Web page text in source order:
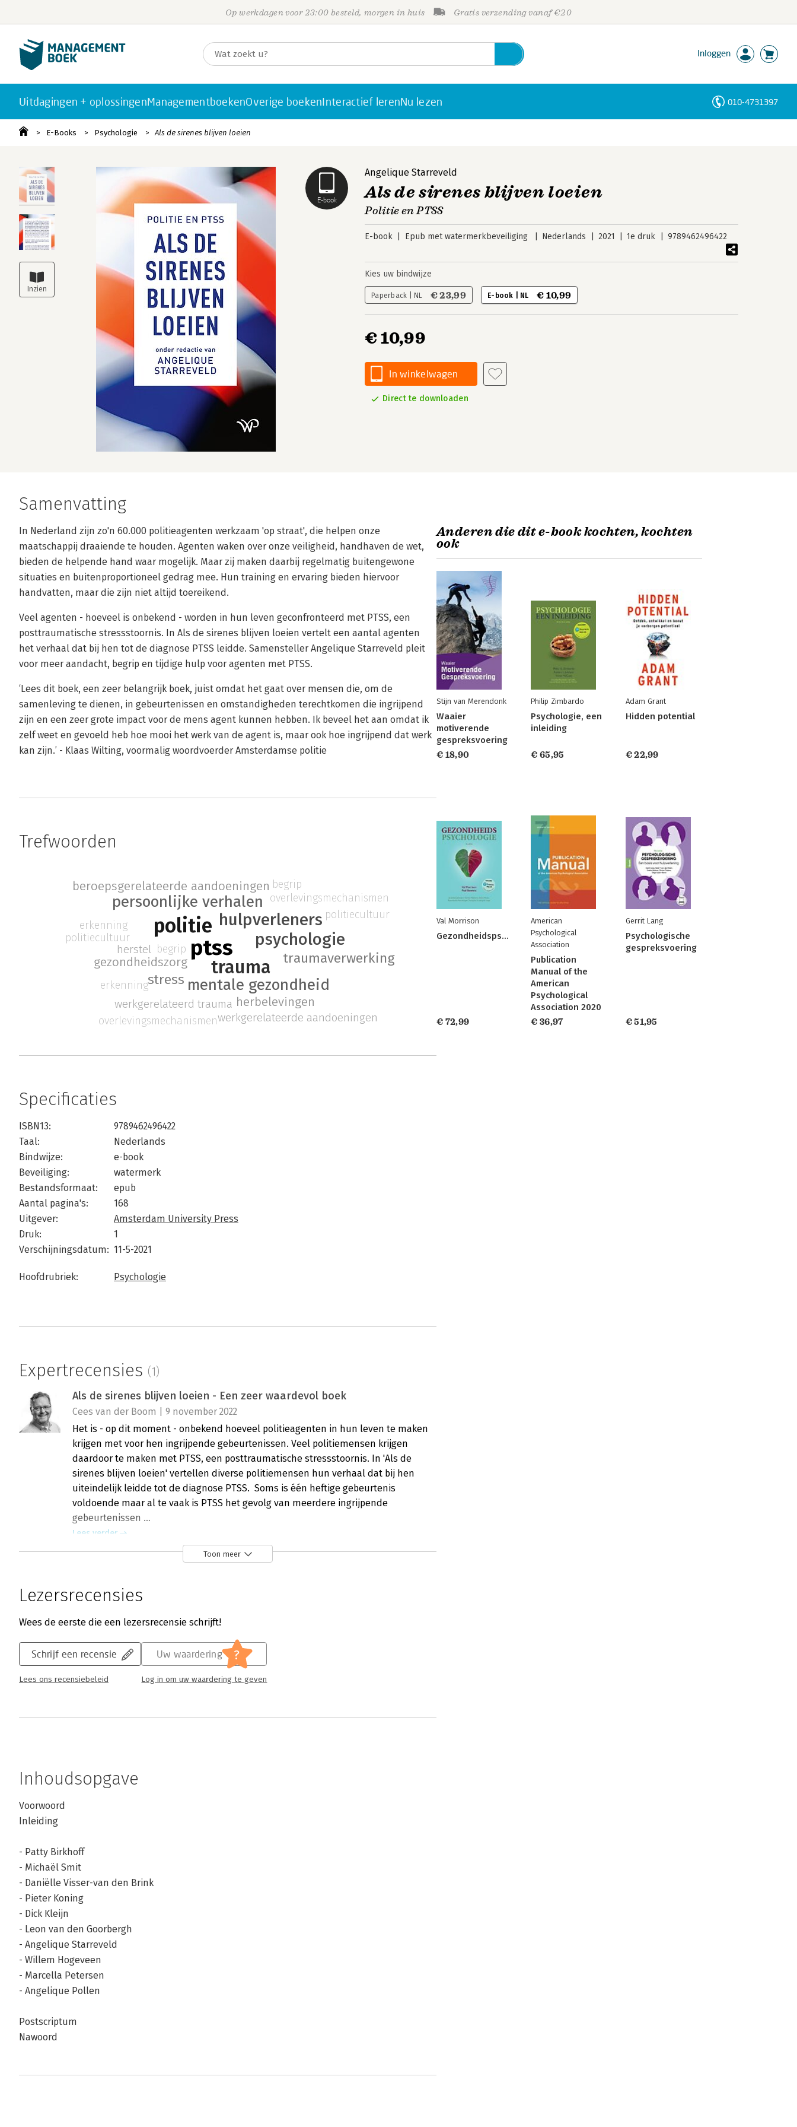
Op werkdagen voor 23:00 besteld, morgen in huis Gratis verzending vanaf €20
Inloggen
Uitdagingen + oplossingenManagementboekenOverige boekenInteractief lerenNu lezen 010-4731397
E-Books Psychologie Als de sirenes blijven loeien
E-book
Angelique Starreveld
Als de sirenes blijven loeien
Politie en PTSS
E-book Epub met watermerkbeveiliging Nederlands 2021 1e druk 9789462496422
Kies uw bindwijze
Paperback | NL € 23,99 E-book | NL € 10,99
€ 10,99
In winkelwagen
Direct te downloaden
Samenvatting
In Nederland zijn zo'n 60.000 politieagenten werkzaam 'op straat', die helpen onze
maatschappij draaiende te houden. Agenten waken over onze veiligheid, handhaven de wet,
bieden de helpende hand waar mogelijk. Maar zij maken daarbij regelmatig buitengewone
situaties en buitenproportioneel gedrag mee. Hun training en ervaring bieden hiervoor
handvatten, maar die zijn niet altijd toereikend.
Veel agenten - hoeveel is onbekend - worden in hun leven geconfronteerd met PTSS, een
posttraumatische stressstoornis. In Als de sirenes blijven loeien vertelt een aantal agenten
het verhaal dat bij hen tot de diagnose PTSS leidde. Samensteller Angelique Starreveld pleit
voor meer aandacht, begrip en tijdige hulp voor agenten met PTSS.
‘Lees dit boek, een zeer belangrijk boek, juist omdat het gaat over mensen die, om de
samenleving te dienen, in gebeurtenissen en omstandigheden terechtkomen die ingrijpend
zijn en een zeer grote impact voor de mens agent kunnen hebben. Ik beveel het aan omdat ik
zelf weet en gevoeld heb hoe mooi het werk van de agent is, maar ook hoe ingrijpend dat werk
kan zijn.’ - Klaas Wilting, voormalig woordvoerder Amsterdamse politie
Trefwoorden
ptss
politie
trauma
hulpverleners
psychologie
mentale gezondheid
persoonlijke verhalen
traumaverwerking
stress
gezondheidszorg
herbelevingen
beroepsgerelateerde aandoeningen
werkgerelateerd trauma
herstel
werkgerelateerde aandoeningen
overlevingsmechanismen
erkenning
politiecultuur
begrip
overlevingsmechanismen
erkenning
politiecultuur
begrip
Specificaties
ISBN13:
9789462496422
Taal:
Nederlands
Bindwijze:
e-book
Beveiliging:
watermerk
Bestandsformaat:
epub
Aantal pagina's:
168
Uitgever:
Amsterdam University Press
Druk:
1
Verschijningsdatum: 11-5-2021
Hoofdrubriek: Psychologie
Expertrecensies (1)
Als de sirenes blijven loeien - Een zeer waardevol boek
Cees van der Boom | 9 november 2022
Het is - op dit moment - onbekend hoeveel politieagenten in hun leven te maken
krijgen met voor hen ingrijpende gebeurtenissen. Veel politiemensen krijgen
daardoor te maken met PTSS, een posttraumatische stressstoornis. In 'Als de
sirenes blijven loeien' vertellen diverse politiemensen hun verhaal dat bij hen
uiteindelijk leidde tot de diagnose PTSS. Soms is één heftige gebeurtenis
voldoende maar al te vaak is PTSS het gevolg van meerdere ingrijpende
gebeurtenissen …
Lees verder
Toon meer
Lezersrecensies
Wees de eerste die een lezersrecensie schrijft!
Schrijf een recensie
Lees ons recensiebeleid
Uw waardering ?
Log in om uw waardering te geven
Inhoudsopgave
Voorwoord
Inleiding
- Patty Birkhoff
- Michaël Smit
- Daniëlle Visser-van den Brink
- Pieter Koning
- Dick Kleijn
- Leon van den Goorbergh
- Angelique Starreveld
- Willem Hogeveen
- Marcella Petersen
- Angelique Pollen
Postscriptum
Nawoord
Anderen die dit e-book kochten, kochten
ook
Stijn van Merendonk
Waaier
motiverende
gespreksvoering
€ 18,90
Philip Zimbardo
Psychologie, een
inleiding
€ 65,95
Adam Grant
Hidden potential
€ 22,99
Val Morrison
Gezondheidspsychologie
€ 72,99
American
Psychological
Association
Publication
Manual of the
American
Psychological
Association 2020
€ 36,97
Gerrit Lang
Psychologische
gespreksvoering
€ 51,95
Personen